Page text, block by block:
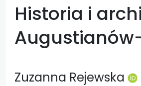
Historia i
Zuzanna Rejewska